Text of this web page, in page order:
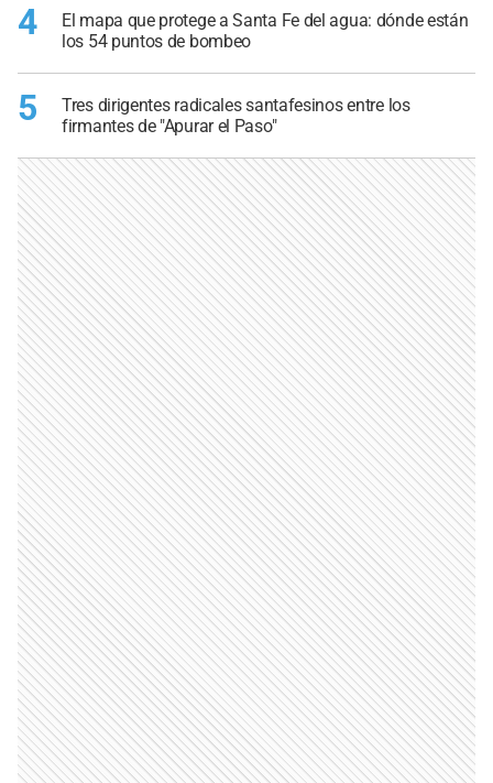
4
El mapa que protege a Santa Fe del agua: dónde están
los 54 puntos de bombeo
5
Tres dirigentes radicales santafesinos entre los
firmantes de "Apurar el Paso"